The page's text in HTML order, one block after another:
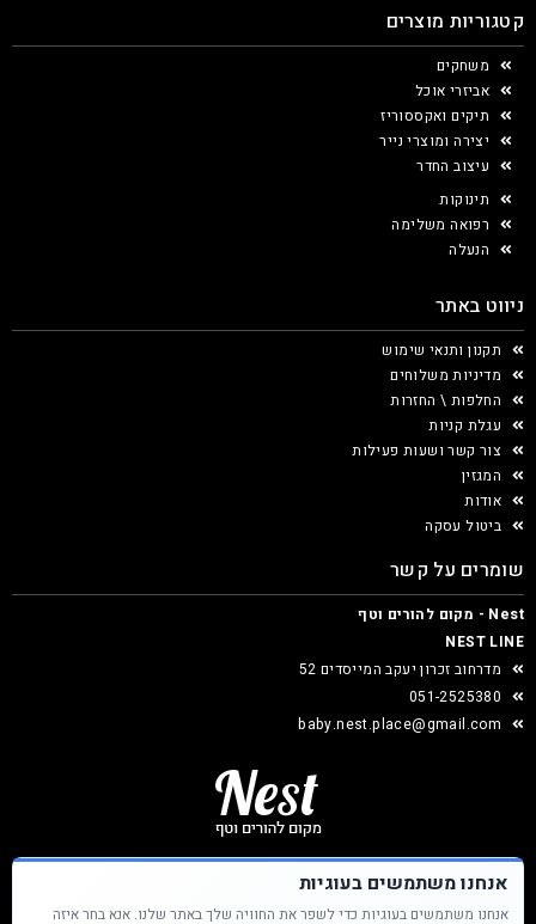
קטגוריות מוצרים
משחקים
אביזרי אוכל
תיקים ואקססוריז
יצירה ומוצרי נייר
עיצוב החדר
תינוקות
רפואה משלימה
הנעלה
ניווט באתר
תקנון ותנאי שימוש
מדיניות משלוחים
החלפות \ החזרות
עגלת קניות
צור קשר ושעות פעילות
המגזין
אודות
ביטול עסקה
שומרים על קשר
Nest - מקום להורים וטף
NEST LINE
מדרחוב זכרון יעקב המייסדים 52
051-2525380
baby.nest.place@gmail.com
אנחנו משתמשים בעוגיות
אנחנו משתמשים בעוגיות כדי לשפר את החוויה שלך באתר שלנו. אנא בחר איזה